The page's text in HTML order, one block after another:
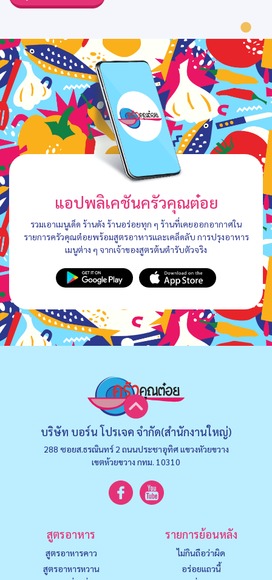
แอปพลิเคชันครัวคุณต๋อย
รวมเอาเมนูเด็ด ร้านดัง ร้านอร่อยทุก ๆ ร้านที่เคยออกอากาศใน
รายการครัวคุณต๋อยพร้อมสูตรอาหารและเคล็ดลับ การปรุงอาหาร
เมนูต่าง ๆ จากเจ้าของสูตรต้นตำรับตัวจริง
บริษัท บอร์น โปรเจค จำกัด(สำนักงานใหญ่)
288 ซอยส.ธรณินทร์ 2 ถนนประชาอุทิศ แขวงหัวยขวาง
เขตห้วยขวาง กทม. 10310
สูตรอาหาร
สูตรอาหารคาว
สูตรอาหารหวาน
รายการย้อนหลัง
ไม่กินถือว่าผิด
อร่อยแถวนี้